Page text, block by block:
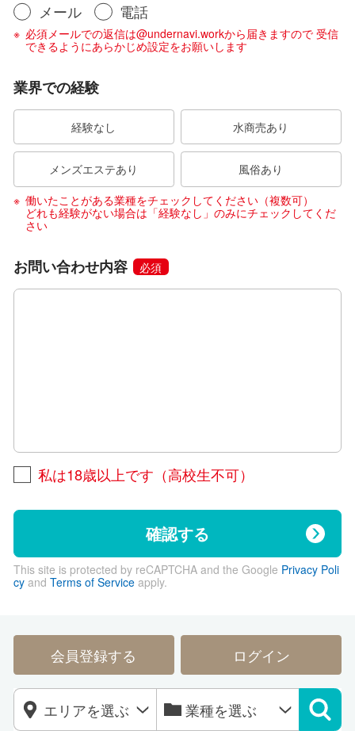
メール
電話
必須メールでの返信は@undernavi.workから届きますので 受信
できるようにあらかじめ設定をお願いします
業界での経験
経験なし 水商売あり
メンズエステあり
風俗あり
働いたことがある業種をチェックしてください（複数可）
どれも経験がない場合は「経験なし」のみにチェックしてくだ
さい
お問い合わせ内容 必須
私は18歳以上です（高校生不可）
確認する
This site is protected by reCAPTCHA and the Google Privacy Poli
cyand Terms of Serviceapply.
会員登録する ログイン